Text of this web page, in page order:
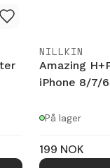
NILLKIN
Amazing
iPhone 8/7/
På lager
199 NOK